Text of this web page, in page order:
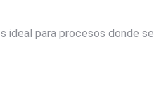
para procesos donde